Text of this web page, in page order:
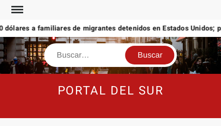
Saltar
contenidoa familiares de migrantes detenidos en Estados Unidos;
Buscar
PORTAL DEL SUR